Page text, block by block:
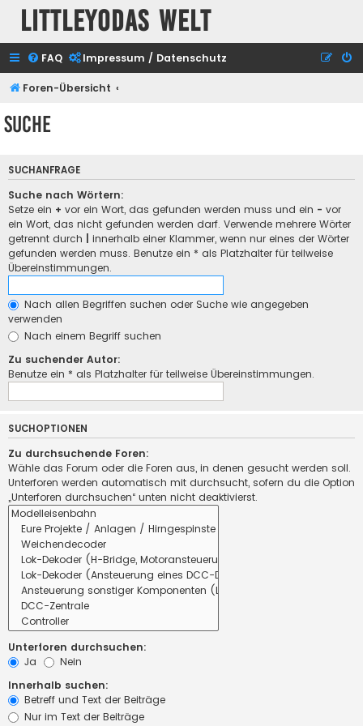
Littleyodas Welt
FAQ Impressum / Datenschutz
Foren-Übersicht
Suche
SUCHANFRAGE
Suche nach Wörtern:
Setze ein + vor ein Wort, das gefunden werden muss und ein - vor
ein Wort, das nicht gefunden werden darf. Verwende mehrere Wörter
getrennt durch
innerhalb einer Klammer, wenn nur eines der Wörter
gefunden werden muss. Benutze ein * als Platzhalter für teilweise
Übereinstimmungen.
Nach allen Begriffen suchen oder Suche wie angegeben
verwenden
Nach einem Begriff suchen
Zu suchender Autor:
Benutze ein * als Platzhalter für teilweise Übereinstimmungen.
SUCHOPTIONEN
Zu durchsuchende Foren:
Wähle das Forum oder die Foren aus, in denen gesucht werden soll.
Unterforen werden automatisch mit durchsucht, sofern du die Option
„Unterforen durchsuchen“ unten nicht deaktivierst.
Unterforen durchsuchen:
Ja
Nein
Innerhalb suchen:
Betreff und Text der Beiträge
Nur im Text der Beiträge